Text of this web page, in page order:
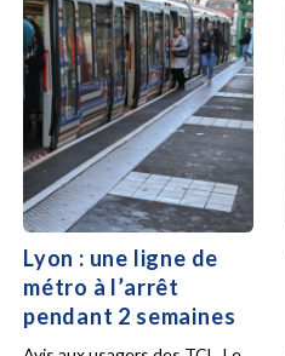
Lyon : une ligne de
métro à l’arrêt
pendant 2 semaines